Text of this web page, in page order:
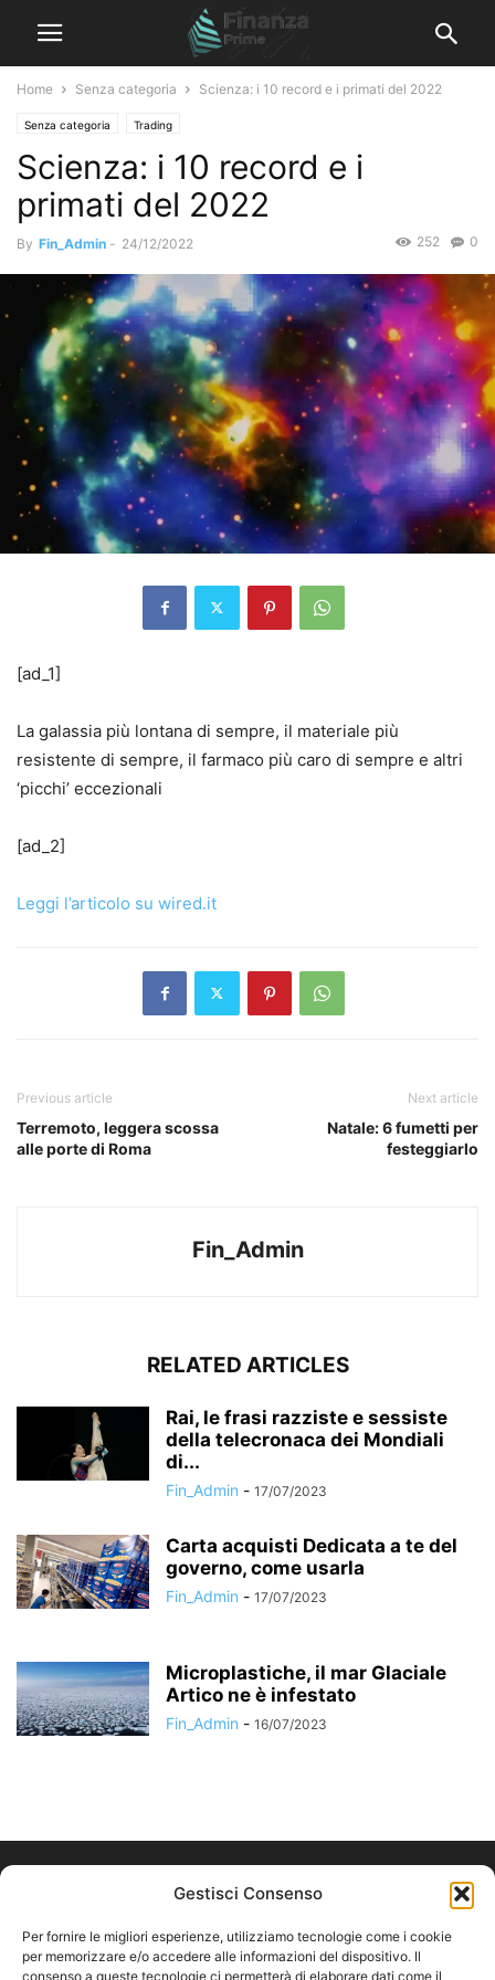
Gestisci Consenso
Per fornire le migliori esperienze, utilizziamo tecnologie come i cookie
per memorizzare e/o accedere alle informazioni del dispositivo. Il
consenso a queste tecnologie ci permetterà di elaborare dati come il
Home Senza categoria Scienza: i 10 record e i primati del 2022
Senza categoria Trading
Scienza: i 10 record e i
primati del 2022
By Fin_Admin - 24/12/2022 0
252
[ad_1]
La galassia più lontana di sempre, il materiale più
resistente di sempre, il farmaco più caro di sempre e altri
‘picchi’ eccezionali
[ad_2]
Leggi l’articolo su wired.it
Previous article
Terremoto, leggera scossa
alle porte di Roma
Next article
Natale: 6 fumetti per
festeggiarlo
Fin_Admin
RELATED ARTICLES
Rai, le frasi razziste e sessiste
della telecronaca dei Mondiali
di...
Fin_Admin - 17/07/2023
Carta acquisti Dedicata a te del
governo, come usarla
Fin_Admin - 17/07/2023
Microplastiche, il mar Glaciale
Artico ne è infestato
Fin_Admin - 16/07/2023